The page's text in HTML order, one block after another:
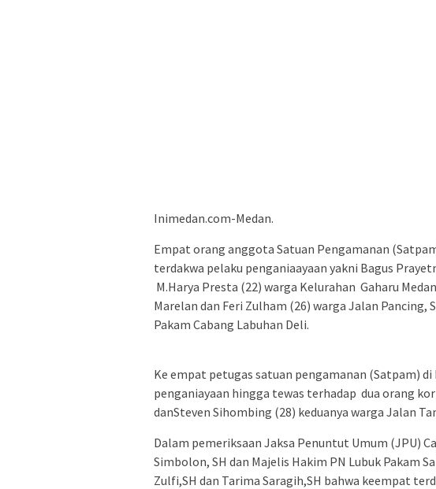
Inimedan.com-Medan.
Empat orang anggota Satuan Pengamanan
terdakwa pelaku penganiaayaan yakni Bagus
M.Harya Presta (22) warga Kelurahan Gaharu
Marelan dan Feri Zulham (26) warga Jalan Pancing,
Pakam Cabang Labuhan Deli.
Ke empat petugas satuan pengamanan (Satpam)
penganiayaan hingga tewas terhadap dua orang
danSteven Sihombing (28) keduanya warga Jalan
Dalam pemeriksaan Jaksa Penuntut Umum (JPU)
Simbolon, SH dan Majelis Hakim PN Lubuk Pakam
Zulfi,SH dan Tarima Saragih,SH bahwa keempat